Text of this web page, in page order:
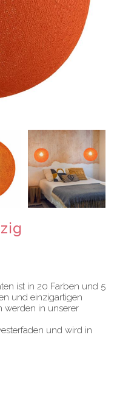
ist in 20 Farben und 5
und einzigartigen
werden in unserer
und wird in